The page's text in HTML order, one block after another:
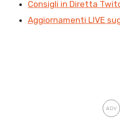
Consigli in Diretta
Aggiornamenti LIVE